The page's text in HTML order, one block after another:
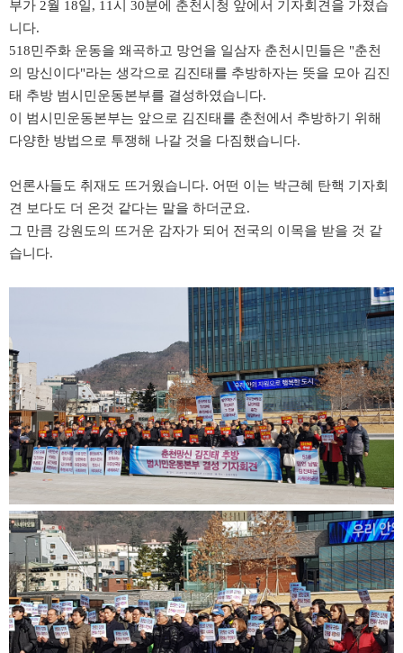
부가 2월 18일, 11시 30분에 춘천시청 앞에서 기자회견을 가졌습
니다.
518민주화 운동을 왜곡하고 망언을 일삼자 춘천시민들은 "춘천
의 망신이다"라는 생각으로 김진태를 추방하자는 뜻을 모아 김진
태 추방 범시민운동본부를 결성하였습니다.
이 범시민운동본부는 앞으로 김진태를 춘천에서 추방하기 위해
다양한 방법으로 투쟁해 나갈 것을 다짐했습니다.
언론사들도 취재도 뜨거웠습니다. 어떤 이는 박근혜 탄핵 기자회
견 보다도 더 온것 같다는 말을 하더군요.
그 만큼 강원도의 뜨거운 감자가 되어 전국의 이목을 받을 것 같
습니다.